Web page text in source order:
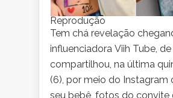
Reprodução
Tem chá revelação
influenciadora Viih Tube, de
compartilhou, na última
(6), por meio do Instagram
seu bebê, fotos do convite